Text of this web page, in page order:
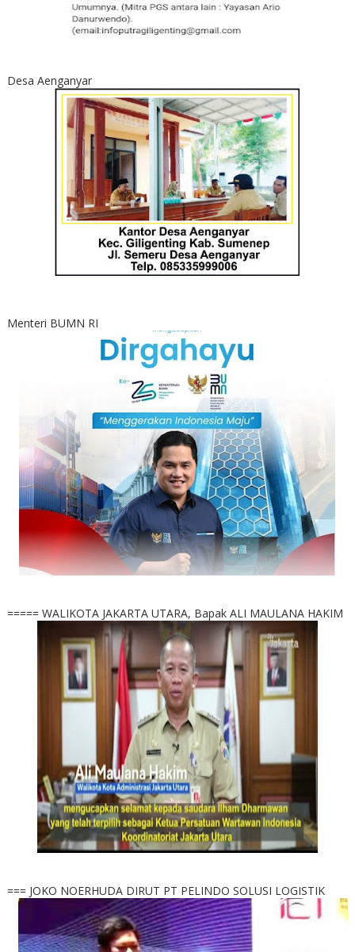
Desa Aenganyar
Menteri BUMN RI
===== WALIKOTA JAKARTA UTARA, Bapak ALI MAULANA HAKIM
=== JOKO NOERHUDA DIRUT PT PELINDO SOLUSI LOGISTIK